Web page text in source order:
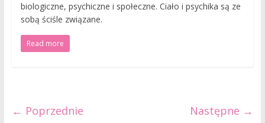
biologiczne, psychiczne i społeczne. Ciało i psychika są ze
sobą ściśle związane.
Read more
← Poprzednie Następne →